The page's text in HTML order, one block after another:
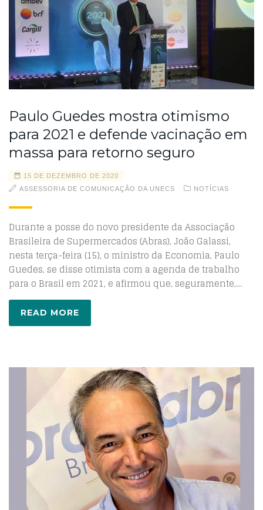
Paulo Guedes mostra otimismo
para 2021 e defende vacinação em
massa para retorno seguro
15 DE DEZEMBRO DE 2020
ASSESSORIA DE COMUNICAÇÃO DA UNECS
NOTÍCIAS
Durante a posse do novo presidente da Associação
Brasileira de Supermercados (Abras), João Galassi,
nesta terça-feira (15), o ministro da Economia, Paulo
Guedes, se disse otimista com a agenda de trabalho
para o Brasil em 2021, e afirmou que, seguramente,…
READ MORE